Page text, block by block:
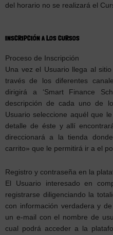
del horario no se realizará el
INSCRIPCIÓN A LOS CURSOS
Proceso de Inscripción
Una vez el Usuario llega al
través de los diferentes
dirigirá a ‘Smart Finance
descripción de cada uno de
Usuario seleccione aquél que
detalle de éste y allí
direccionará a la tienda
carrito» que le permitirá ir a el
Registro y contraseña en la
El Usuario interesado en
registrarse diligenciando la
con información verdadera y
un e-mail con el nombre de
cual podrá acceder a la